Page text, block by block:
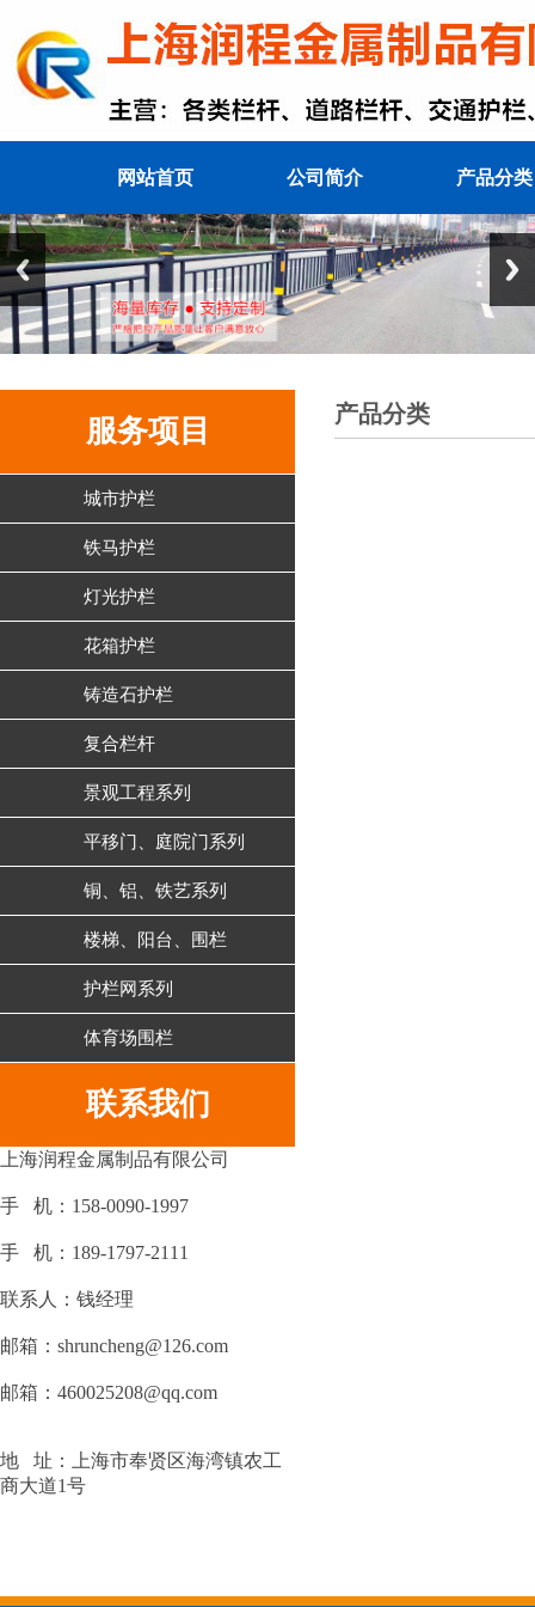
网站首页 公司简介 产品分类
服务项目
城市护栏
铁马护栏
灯光护栏
花箱护栏
铸造石护栏
复合栏杆
景观工程系列
平移门、庭院门系列
铜、铝、铁艺系列
楼梯、阳台、围栏
护栏网系列
体育场围栏
联系我们
上海润程金属制品有限公司
手 机：158-0090-1997
手 机：189-1797-2111
联系人：钱经理
邮箱：shruncheng@126.com
邮箱：460025208@qq.com
地 址：上海市奉贤区海湾镇农工
商大道1号
产品分类